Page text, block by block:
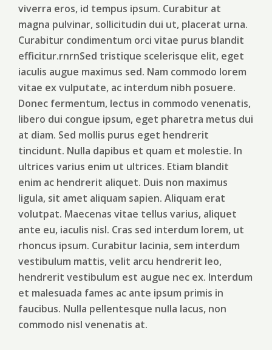
viverra eros, id tempus ipsum. Curabitur at
magna pulvinar, sollicitudin dui ut, placerat urna.
Curabitur condimentum orci vitae purus blandit
efficitur.rnrnSed tristique scelerisque elit, eget
iaculis augue maximus sed. Nam commodo lorem
vitae ex vulputate, ac interdum nibh posuere.
Donec fermentum, lectus in commodo venenatis,
libero dui congue ipsum, eget pharetra metus dui
at diam. Sed mollis purus eget hendrerit
tincidunt. Nulla dapibus et quam et molestie. In
ultrices varius enim ut ultrices. Etiam blandit
enim ac hendrerit aliquet. Duis non maximus
ligula, sit amet aliquam sapien. Aliquam erat
volutpat. Maecenas vitae tellus varius, aliquet
ante eu, iaculis nisl. Cras sed interdum lorem, ut
rhoncus ipsum. Curabitur lacinia, sem interdum
vestibulum mattis, velit arcu hendrerit leo,
hendrerit vestibulum est augue nec ex. Interdum
et malesuada fames ac ante ipsum primis in
faucibus. Nulla pellentesque nulla lacus, non
commodo nisl venenatis at.